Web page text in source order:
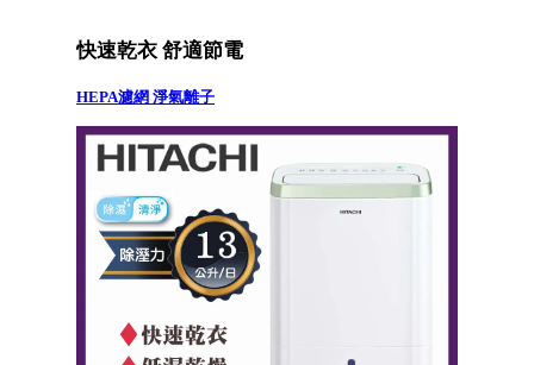
快速乾衣 舒適節電
HEPA濾網 淨氣離子